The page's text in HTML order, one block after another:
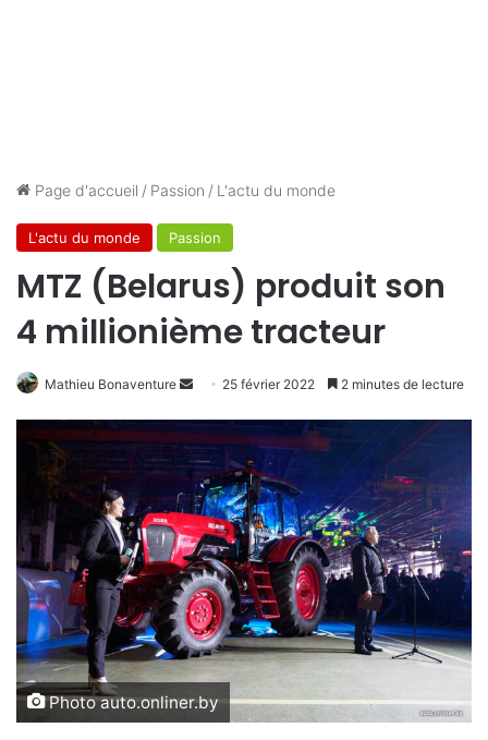
Page d'accueil / Passion / L'actu du monde
L'actu du monde Passion
MTZ (Belarus) produit son
4 millionième tracteur
Mathieu Bonaventure
Envoyer
courriel
25 février 2022 2 minutes de lecture
Photo auto.onliner.by